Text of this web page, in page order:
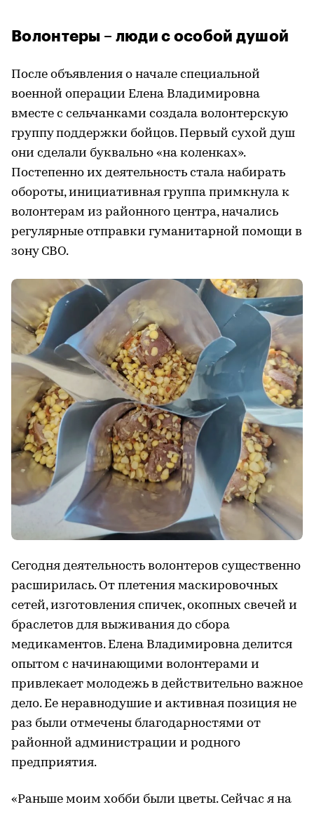
Волонтеры – люди с особой душой
После объявления о начале специальной
военной операции Елена Владимировна
вместе с сельчанками создала волонтерскую
группу поддержки бойцов. Первый сухой душ
они сделали буквально «на коленках».
Постепенно их деятельность стала набирать
обороты, инициативная группа примкнула к
волонтерам из районного центра, начались
регулярные отправки гуманитарной помощи в
зону СВО.
Сегодня деятельность волонтеров существенно
расширилась. От плетения маскировочных
сетей, изготовления спичек, окопных свечей и
браслетов для выживания до сбора
медикаментов. Елена Владимировна делится
опытом с начинающими волонтерами и
привлекает молодежь в действительно важное
дело. Ее неравнодушие и активная позиция не
раз были отмечены благодарностями от
районной администрации и родного
предприятия.
«Раньше моим хобби были цветы. Сейчас я на